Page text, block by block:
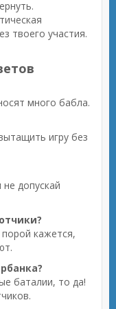
твоего участия.
много бабла.
игру без
допускай
кажется,
баталии, то да!